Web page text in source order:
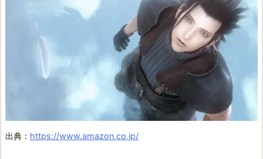
出典： https://www.amazon.co.jp/